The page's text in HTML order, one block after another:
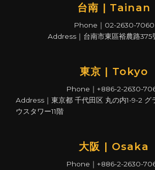
台南 | Tainan
Phone｜02-2630-7060
Address｜台南市東區裕農路375
東京 | Tokyo
Phone｜+886-2-2630-
Address｜東京都 千代田区 丸の内1-9-2 グ
ウスタワー11階
大阪 | Osaka
Phone｜+886-2-2630-